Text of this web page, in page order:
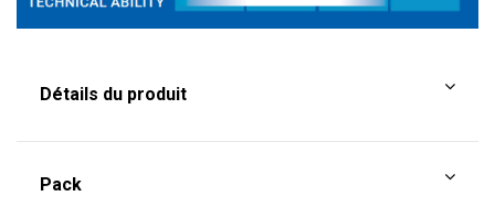
Détails du produit
Pack